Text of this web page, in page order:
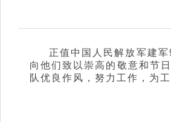
正值中国人民解放军建
向他们致以崇高的敬意和节
队优良作风，努力工作，为